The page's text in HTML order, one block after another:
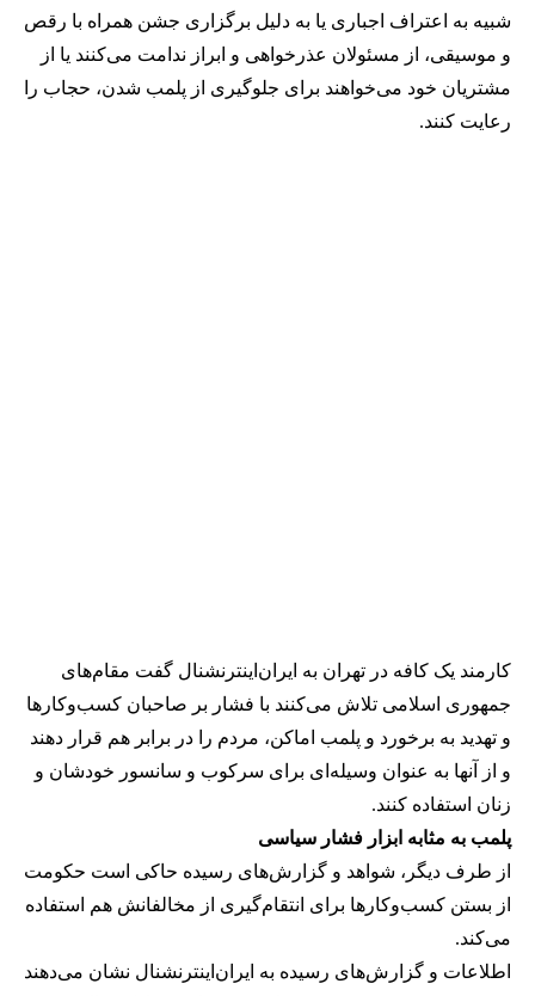
شبیه به اعتراف اجباری یا به دلیل برگزاری جشن همراه با رقص
و موسیقی، از مسئولان عذرخواهی و ابراز ندامت می‌کنند یا از
مشتریان خود می‌خواهند برای جلوگیری از پلمب شدن، حجاب را
رعایت کنند.
کارمند یک کافه در تهران به ایران‌اینترنشنال گفت مقام‌های
جمهوری اسلامی تلاش می‌کنند با فشار بر صاحبان کسب‌وکارها
و تهدید به برخورد و پلمب اماکن، مردم را در برابر هم قرار دهند
و از آنها به عنوان وسیله‌ای برای سرکوب و سانسور خودشان و
زنان استفاده کنند.
پلمب به مثابه ابزار فشار سیاسی
از طرف دیگر، شواهد و گزارش‌های رسیده حاکی است حکومت
از بستن کسب‌وکارها برای انتقام‌گیری از مخالفانش هم استفاده
می‌کند.
اطلاعات و گزارش‌های رسیده به ایران‌اینترنشنال نشان می‌دهند